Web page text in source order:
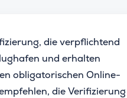
die verpflichtend
und erhalten
obligatorischen Online-
die Verifizierung